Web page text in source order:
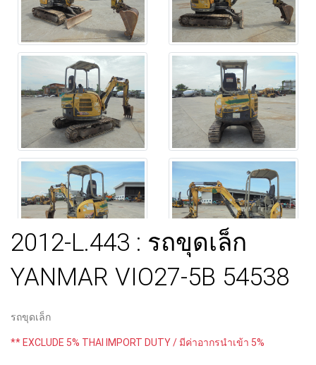
2012-L.443 : รถขุดเล็ก
YANMAR VIO27-5B 54538
รถขุดเล็ก
** EXCLUDE 5% THAI IMPORT DUTY / มีค่าอากรนำเข้า 5%